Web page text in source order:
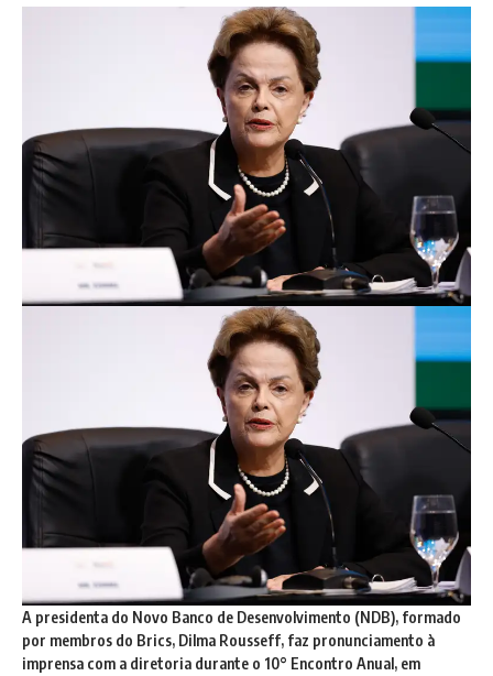
A presidenta do Novo Banco de Desenvolvimento (NDB), formado
por membros do Brics, Dilma Rousseff, faz pronunciamento à
imprensa com a diretoria durante o 10° Encontro Anual, em